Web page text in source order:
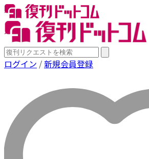
ログイン /新規会員登録